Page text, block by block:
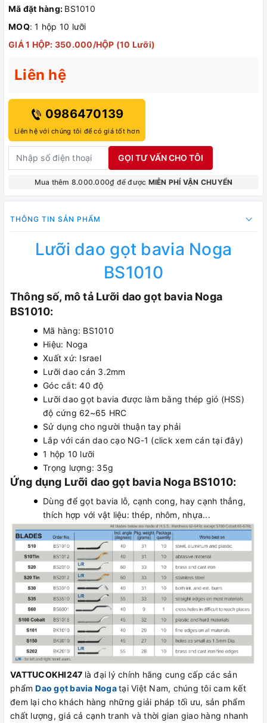
Mã đặt hàng: BS1010
MOQ: 1 hộp 10 lưỡi
GIÁ 1 HỘP: 350.000/HỘP (10 Lưỡi)
Liên hệ
0986470139
Liên hệ với chúng tôi để có giá tốt hơn
GỌI TƯ VẤN CHO TÔI
Mua thêm 8.000.000₫ để được MIỄN PHÍ VẬN CHUYỂN
THÔNG TIN SẢN PHẨM
Lưỡi dao gọt bavia Noga
BS1010
Thông số, mô tả Lưỡi dao gọt bavia Noga
BS1010:
Mã hàng: BS1010
Hiệu: Noga
Xuất xứ: Israel
Lưỡi dao cán 3.2mm
Góc cắt: 40 độ
Lưỡi dao gọt bavia được làm bằng thép gió (HSS)
độ cứng 62~65 HRC
Sử dụng cho người thuận tay phải
Lắp với cán dao cạo NG-1 (click xem cán tại đây)
1 hộp 10 lưỡi
Trọng lượng: 35g
Ứng dụng Lưỡi dao gọt bavia Noga BS1010:
Dùng để gọt bavia lỗ, cạnh cong, hay cạnh thẳng,
thích hợp với vật liệu: thép, nhôm, nhựa...
VATTUCOKHI247 là đại lý chính hãng cung cấp các sản
phẩmDao gọt bavia Nogatại Việt Nam, chúng tôi cam kết
đem lại cho khách hàng những giải pháp tối ưu, sản phẩm
chất lượng, giá cả cạnh tranh và thời gian giao hàng nhanh